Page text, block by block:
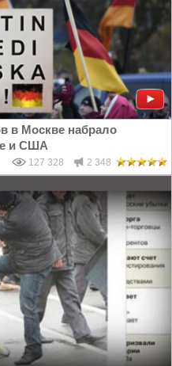
в Москве набрало
и США
127 328 2 348